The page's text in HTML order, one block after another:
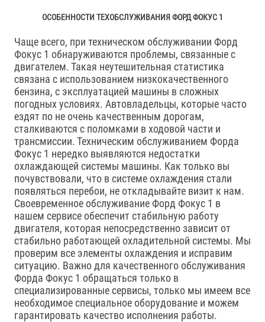
ОСОБЕННОСТИ ТЕХОБСЛУЖИВАНИЯ ФОРД ФОКУС 1
Чаще всего, при техническом обслуживании Форд
Фокус 1 обнаруживаются проблемы, связанные с
двигателем. Такая неутешительная статистика
связана с использованием низкокачественного
бензина, с эксплуатацией машины в сложных
погодных условиях. Автовладельцы, которые часто
ездят по не очень качественным дорогам,
сталкиваются с поломками в ходовой части и
трансмиссии. Техническим обслуживанием Форда
Фокус 1 нередко выявляются недостатки
охлаждающей системы машины. Как только вы
почувствовали, что в системе охлаждения стали
появляться перебои, не откладывайте визит к нам.
Своевременное обслуживание Форд Фокус 1 в
нашем сервисе обеспечит стабильную работу
двигателя, которая непосредственно зависит от
стабильно работающей охладительной системы. Мы
проверим все элементы охлаждения и исправим
ситуацию. Важно для качественного обслуживания
Форда Фокус 1 обращаться только в
специализированные сервисы, только мы имеем все
необходимое специальное оборудование и можем
гарантировать качество исполнения работы.